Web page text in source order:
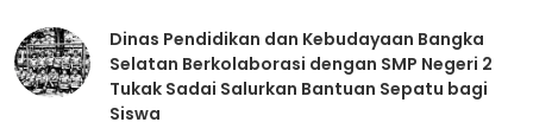
Dinas Pendidikan dan Kebudayaan Bangka
Selatan Berkolaborasi dengan SMP Negeri 2
Tukak Sadai Salurkan Bantuan Sepatu bagi
Siswa